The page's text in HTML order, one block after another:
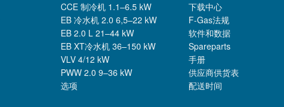
CCE 制冷机 1.1–6.5 kW
EB 冷水机 2.0 6,5–22 kW
EB 2.0 L 21–44 kW
EB XT冷水机 36–150 kW
VLV 4/12 kW
PWW 2.0 9–36 kW
选项
下载中心
F-Gas法规
软件和数据
Spareparts
手册
供应商供货表
配送时间